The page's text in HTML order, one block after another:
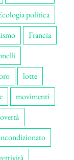
politica
Francia
lotte
movimenti